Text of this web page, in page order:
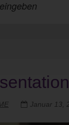
Januar 13,